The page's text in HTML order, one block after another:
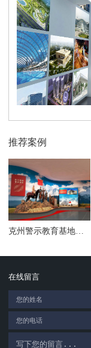
推荐案例
克州警示教育基地暨廉洁文化馆
在线留言